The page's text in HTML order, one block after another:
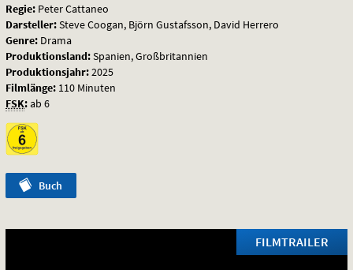
Regie: Peter Cattaneo
Darsteller:Steve Coogan, Björn Gustafsson, David Herrero
Genre: Drama
Produktionsland:Spanien, Großbritannien
Produktionsjahr:2025
Filmlänge: 110 Minuten
FSK:ab 6
Buch
FILMTRAILER